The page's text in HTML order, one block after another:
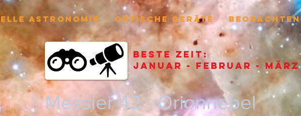
ASTRONOMIE OPTISCHE GERÄTE BEOBACHTEN
Beste Zeit:
januar - februar - märz
Messier 42 - Orionnebel